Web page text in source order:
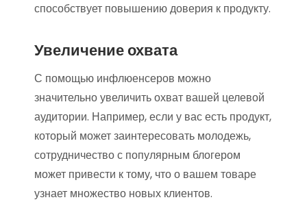
способствует повышению доверия к продукту.
Увеличение охвата
С помощью инфлюенсеров можно
значительно увеличить охват вашей целевой
аудитории. Например, если у вас есть продукт,
который может заинтересовать молодежь,
сотрудничество с популярным блогером
может привести к тому, что о вашем товаре
узнает множество новых клиентов.